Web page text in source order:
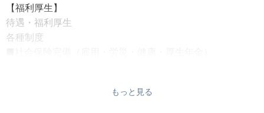
・各種物流自動化設備
物流倉庫内での設備保全経験をお持ちの方はもちろん、製
造工場などで搬送機・マテハン設備のメンテナンスを担当
アイリスオーヤマの強みは生産から出荷までをワンストッ
【福利厚生】
待遇・福利厚生
各種制度
もっと見る